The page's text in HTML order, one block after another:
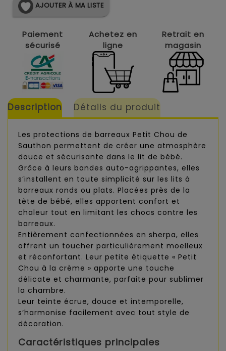
AJOUTER À MA LISTE
Paiement
sécurisé
Achetez en
ligne
Retrait en
magasin
Description Détails du produit
Les protections de barreaux Petit Chou de
Sauthon permettent de créer une atmosphère
douce et sécurisante dans le lit de bébé.
Grâce à leurs bandes auto-agrippantes, elles
s’installent en toute simplicité sur les lits à
barreaux ronds ou plats. Placées près de la
tête de bébé, elles apportent confort et
chaleur tout en limitant les chocs contre les
barreaux.
Entièrement confectionnées en sherpa, elles
offrent un toucher particulièrement moelleux
et réconfortant. Leur petite étiquette « Petit
Chou à la crème » apporte une touche
délicate et charmante, parfaite pour sublimer
la chambre.
Leur teinte écrue, douce et intemporelle,
s’harmonise facilement avec tout style de
décoration.
Caractéristiques principales